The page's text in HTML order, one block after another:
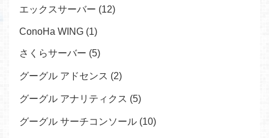
エックスサーバー (12)
ConoHa WING (1)
さくらサーバー (5)
グーグル アドセンス (2)
グーグル アナリティクス (5)
グーグル サーチコンソール (10)